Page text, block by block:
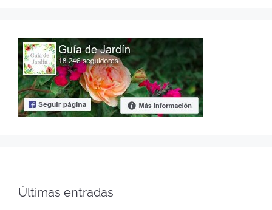
Últimas entradas